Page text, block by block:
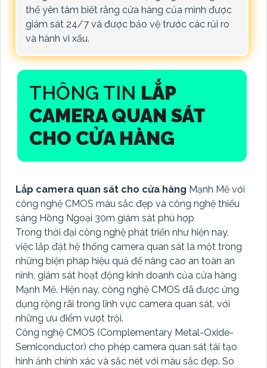
thể yên tâm biết rằng cửa hàng của mình được
giám sát 24/7 và được bảo vệ trước các rủi ro
và hành vi xấu.
THÔNG TIN LẮP
CAMERA QUAN SÁT
CHO CỬA HÀNG
Lắp camera quan sát cho cửa hàng Mạnh Mẽ với
công nghệ CMOS màu sắc đẹp và công nghệ thiếu
sáng Hồng Ngoại 30m giám sát phù hợp
Trong thời đại công nghệ phát triển như hiện nay,
việc lắp đặt hệ thống camera quan sát là một trong
những biện pháp hiệu quả để nâng cao an toàn an
ninh, giám sát hoạt động kinh doanh của cửa hàng
Mạnh Mẽ. Hiện nay, công nghệ CMOS đã được ứng
dụng rộng rãi trong lĩnh vực camera quan sát, với
những ưu điểm vượt trội.
Công nghệ CMOS (Complementary Metal-Oxide-
Semiconductor) cho phép camera quan sát tái tạo
hình ảnh chính xác và sắc nét với màu sắc đẹp. So